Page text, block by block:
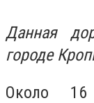
Данная
городе
Около